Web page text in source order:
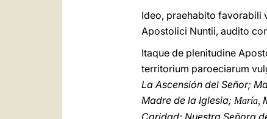
Ideo, praehabito favorabili
Apostolici Nuntii, audito
Itaque de plenitudine
territorium paroeciarum
La Ascensión del Señor;
Madre de la Iglesia; María,
Caridad; Nuestra Señora